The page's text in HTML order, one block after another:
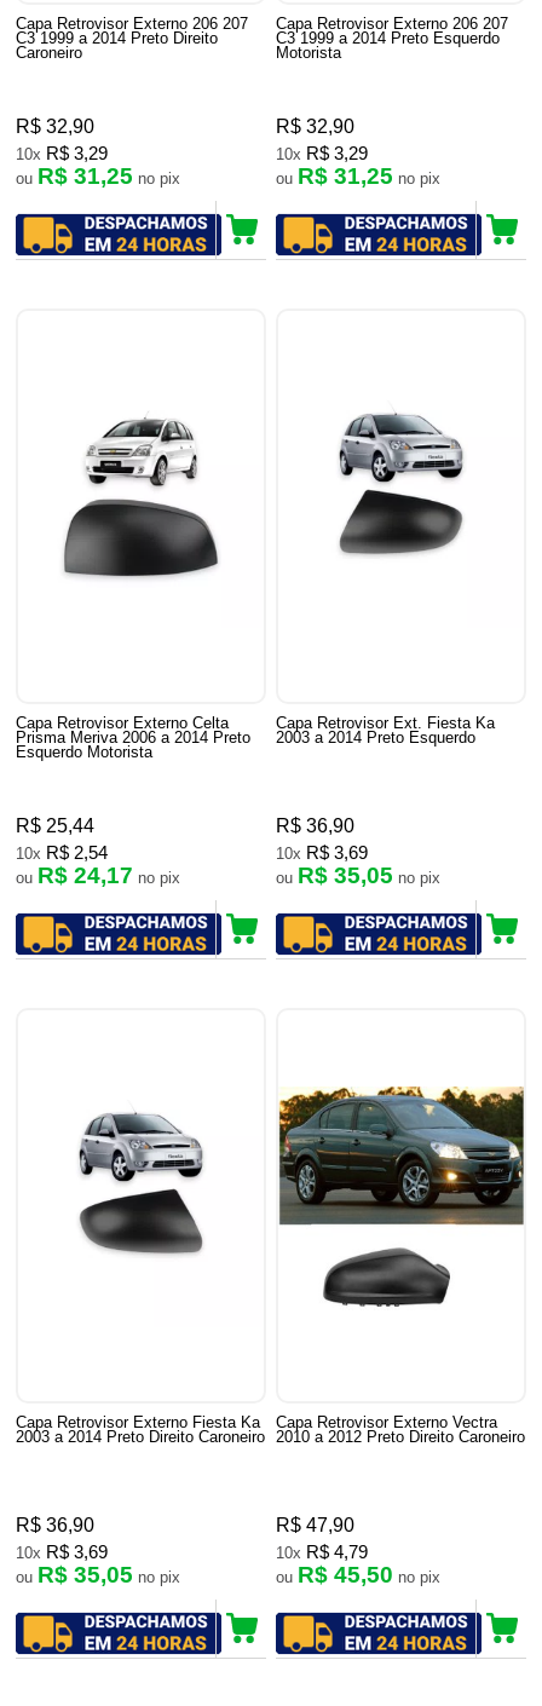
Capa Retrovisor Externo 206 207
C3 1999 a 2014 Preto Direito
Caroneiro
R$ 32,90
10x R$ 3,29
ou R$ 31,25 no pix
Capa Retrovisor Externo 206 207
C3 1999 a 2014 Preto Esquerdo
Motorista
R$ 32,90
10x R$ 3,29
ou R$ 31,25 no pix
Capa Retrovisor Externo Celta
Prisma Meriva 2006 a 2014 Preto
Esquerdo Motorista
R$ 25,44
10x R$ 2,54
ou R$ 24,17 no pix
Capa Retrovisor Ext. Fiesta Ka
2003 a 2014 Preto Esquerdo
R$ 36,90
10x R$ 3,69
ou R$ 35,05 no pix
Capa Retrovisor Externo Fiesta Ka
2003 a 2014 Preto Direito Caroneiro
R$ 36,90
10x R$ 3,69
ou R$ 35,05 no pix
Capa Retrovisor Externo Vectra
2010 a 2012 Preto Direito Caroneiro
R$ 47,90
10x R$ 4,79
ou R$ 45,50 no pix